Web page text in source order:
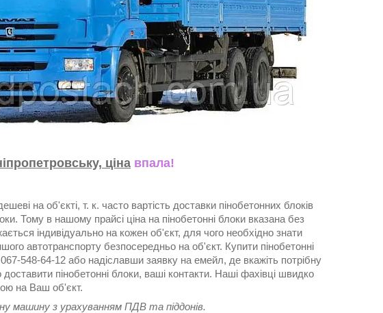
ціна впала!
на об'єкті, т. к. часто вартість доставки пінобетонних блоків
Тому в нашому прайсі ціна на пінобетонні блоки вказана без
індивідуально на кожен об'єкт, для чого необхідно знати
автотранспорту безпосередньо на об'єкт. Купити пінобетонні
548-64-12 або надіславши заявку на емейл, де вкажіть потрібну
доставити пінобетонні блоки, ваші контакти. Наші фахівці швидко
на Ваш об'єкт.
машину з урахуванням ПДВ та піддонів.